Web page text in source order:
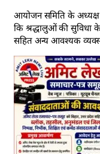
आयोजन समिति के अध्यक्ष
कि श्रद्धालुओं की सुविधा
सहित अन्य आवश्यक